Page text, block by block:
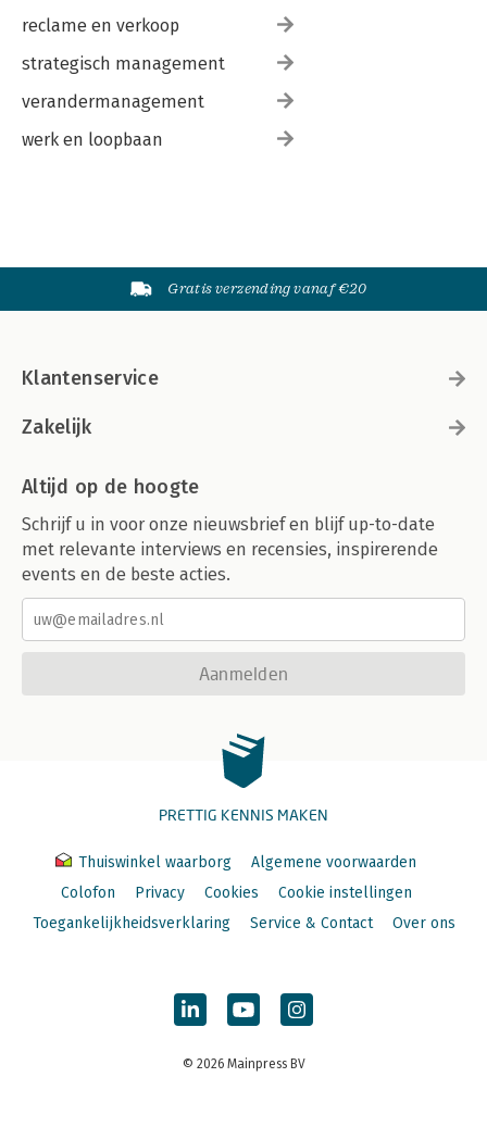
reclame en verkoop
strategisch management
verandermanagement
werk en loopbaan
Gratis verzending vanaf €20
Klantenservice
Zakelijk
Altijd op de hoogte
Schrijf u in voor onze nieuwsbrief en blijf up-to-date
met relevante interviews en recensies, inspirerende
events en de beste acties.
Aanmelden
PRETTIG KENNIS MAKEN
Thuiswinkel waarborg
Algemene voorwaarden
Colofon
Privacy Cookies
Cookie instellingen
Toegankelijkheidsverklaring
Service & Contact Over ons
© 2026 Mainpress BV